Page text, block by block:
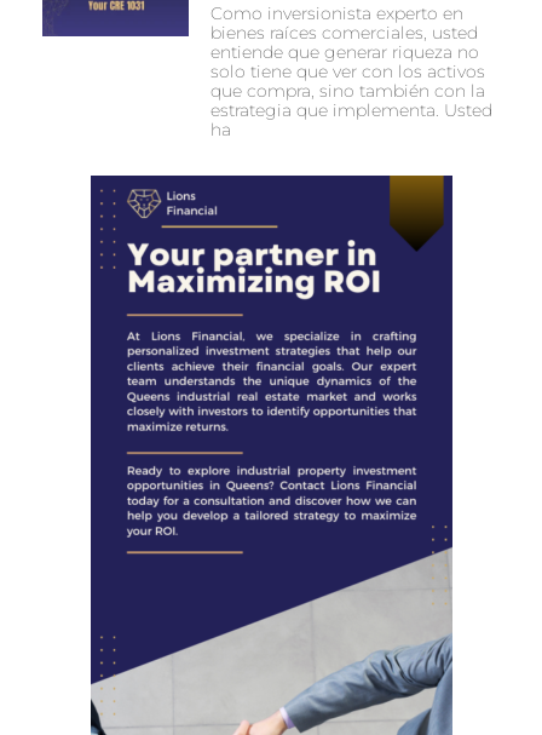
Como inversionista experto en
bienes raíces comerciales, usted
entiende que generar riqueza no
solo tiene que ver con los activos
que compra, sino también con la
estrategia que implementa. Usted
ha